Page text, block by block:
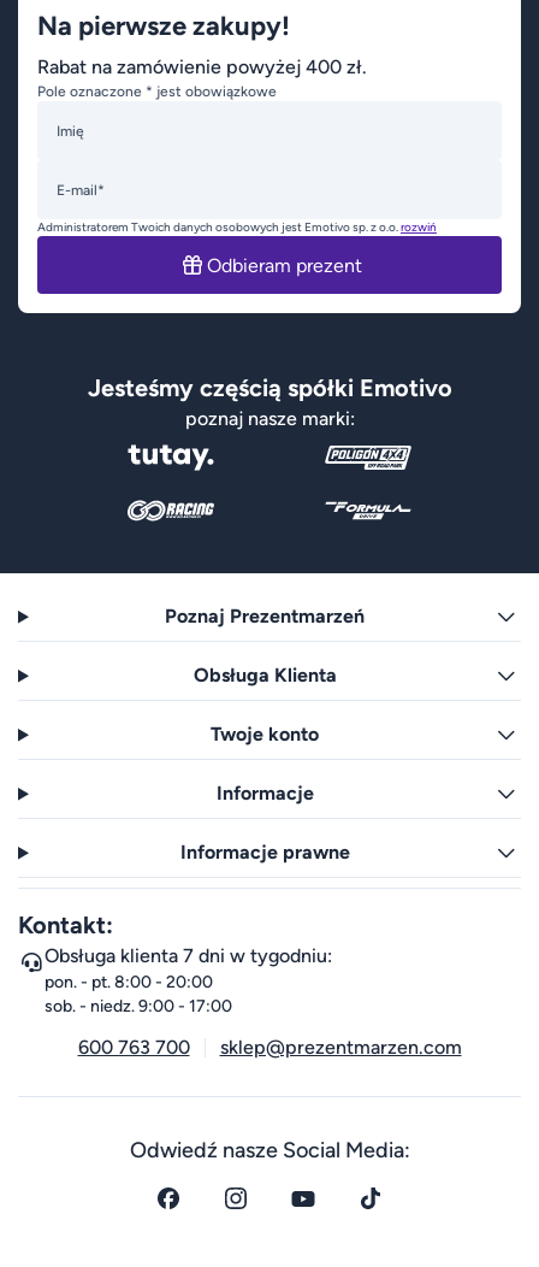
Na pierwsze zakupy!
Rabat na zamówienie powyżej 400 zł.
Pole oznaczone * jest obowiązkowe
Imię
E-mail*
Administratorem Twoich danych osobowych jest Emotivo sp. z o.o.rozwiń
Odbieram prezent
Jesteśmy częścią spółki Emotivo
poznaj nasze marki:
Poznaj Prezentmarzeń
Obsługa Klienta
Twoje konto
Informacje
Informacje prawne
Kontakt:
Obsługa klienta 7 dni w tygodniu:
pon. - pt. 8:00 - 20:00
sob. - niedz. 9:00 - 17:00
600 763 700 sklep@prezentmarzen.com
Odwiedź nasze Social Media: